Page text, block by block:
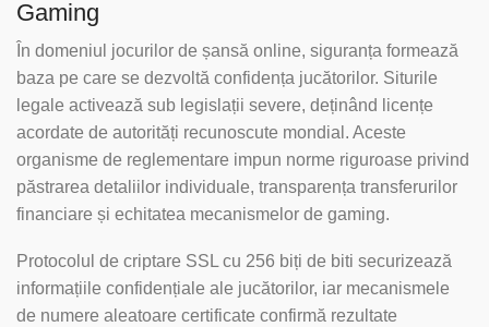
Gaming
În domeniul jocurilor de șansă online, siguranța formează
baza pe care se dezvoltă confidența jucătorilor. Siturile
legale activează sub legislații severe, deținând licențe
acordate de autorități recunoscute mondial. Aceste
organisme de reglementare impun norme riguroase privind
păstrarea detaliilor individuale, transparența transferurilor
financiare și echitatea mecanismelor de gaming.
Protocolul de criptare SSL cu 256 biți de biti securizează
informațiile confidențiale ale jucătorilor, iar mecanismele
de numere aleatoare certificate confirmă rezultate